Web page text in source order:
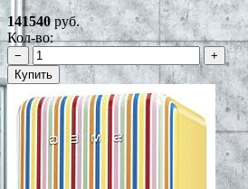
141540руб.
Кол-во:
−
+
Купить